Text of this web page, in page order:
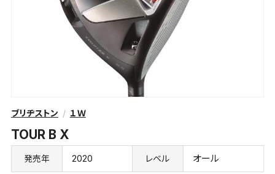
ブリヂストン １Ｗ
TOUR B X
発売年 2020 レベル オール